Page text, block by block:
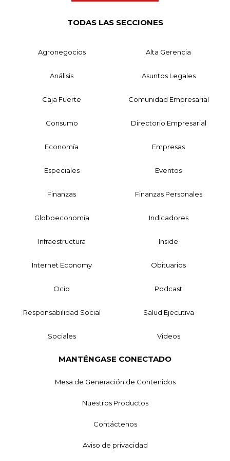
TODAS LAS SECCIONES
Agronegocios Alta Gerencia
Análisis Asuntos Legales
Caja Fuerte Comunidad Empresarial
Consumo Directorio Empresarial
Economía Empresas
Especiales Eventos
Finanzas Finanzas Personales
Globoeconomía Indicadores
Infraestructura Inside
Internet Economy Obituarios
Ocio Podcast
Responsabilidad Social Salud Ejecutiva
Sociales Videos
MANTÉNGASE CONECTADO
Mesa de Generación de Contenidos
Nuestros Productos
Contáctenos
Aviso de privacidad